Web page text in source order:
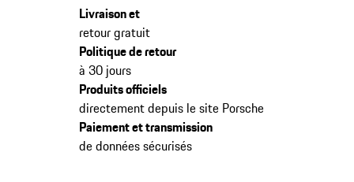
Livraison et
retour gratuit
Politique de retour
à 30 jours
Produits officiels
directement depuis le site Porsche
Paiement et transmission
de données sécurisés